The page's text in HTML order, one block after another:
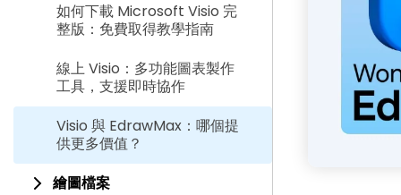
如何下載 Microsoft Visio 完
整版：免費取得教學指南
線上 Visio：多功能圖表製作
工具，支援即時協作
Visio 與 EdrawMax：哪個提
供更多價值？
繪圖檔案